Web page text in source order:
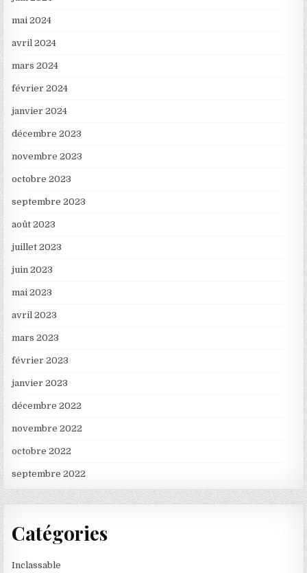
mai 2024
avril 2024
mars 2024
février 2024
janvier 2024
décembre 2023
novembre 2023
octobre 2023
septembre 2023
août 2023
juillet 2023
juin 2023
mai 2023
avril 2023
mars 2023
février 2023
janvier 2023
décembre 2022
novembre 2022
octobre 2022
septembre 2022
Catégories
Inclassable